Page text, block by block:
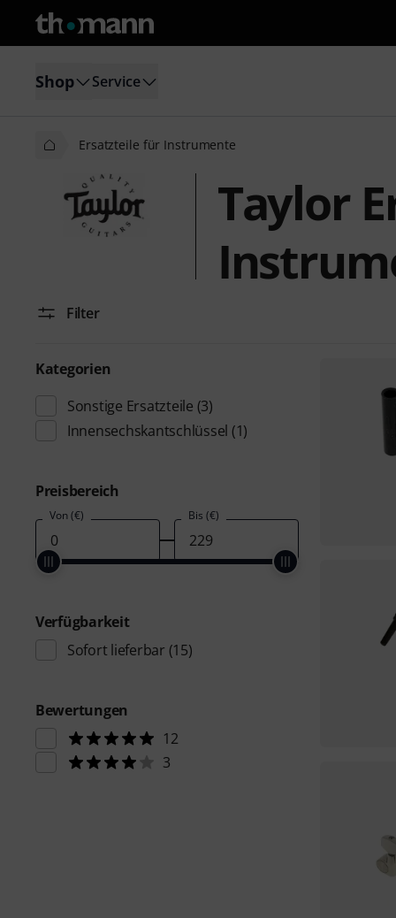
Shop Service
Ersatzteile für Instrumente
Taylor
Filter
Kategorien
Sonstige Ersatzteile (3)
Innensechskantschlüssel (1)
Preisbereich
Von (€) Bis (€)
Verfügbarkeit
Sofort lieferbar (15)
Bewertungen
12
3